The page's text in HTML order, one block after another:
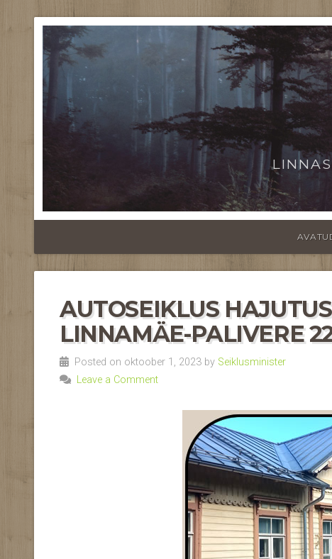
AUTOSEIKLUS
LINNAMÄE-PALIVERE
Posted on oktoober 1, 2023 by Seiklusminister
Leave a Comment